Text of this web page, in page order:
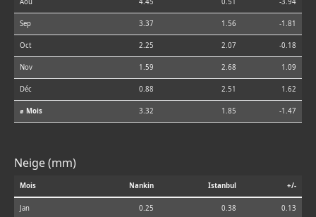
Aoû 4.45 0.51 -3.94
Sep 3.37 1.56 -1.81
Oct 2.25 2.07 -0.18
Nov 1.59 2.68 1.09
Déc 0.88 2.51 1.62
⌀ Mois 3.32 1.85 -1.47
Neige (mm)
Mois Nankin Istanbul +/-
Jan 0.25 0.38 0.13